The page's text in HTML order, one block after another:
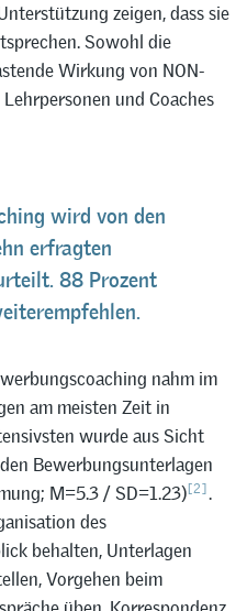
zeigen, dass sie
Sowohl die
Wirkung von NON-
und Coaches
wird von den
erfragten
88 Prozent
nahm im
am meisten Zeit in
wurde aus Sicht
Bewerbungsunterlagen
M=5.3 / SD=1.23)[2].
des
behalten, Unterlagen
Vorgehen beim